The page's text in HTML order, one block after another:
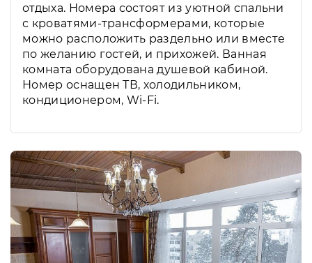
отдыха. Номера состоят из уютной спальни
с кроватями-трансформерами, которые
можно расположить раздельно или вместе
по желанию гостей, и прихожей. Ванная
комната оборудована душевой кабиной.
Номер оснащен ТВ, холодильником,
кондиционером, Wi-Fi.